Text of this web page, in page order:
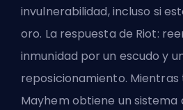
invulnerabilidad, incluso si
oro. La respuesta de Riot:
inmunidad por un escudo y
reposicionamiento. Mientras
Mayhem obtiene un sistema